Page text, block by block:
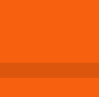
химической завивки №1 для